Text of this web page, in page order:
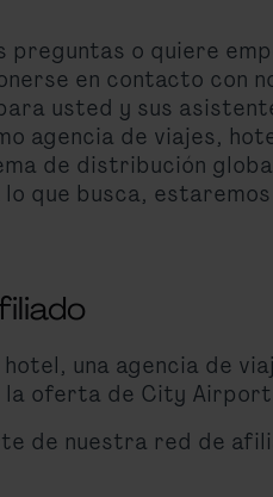
preguntas o quiere
en contacto con
usted y sus
agencia de viajes,
de distribución
que busca,
una agencia de
oferta de City Airport
de nuestra red de